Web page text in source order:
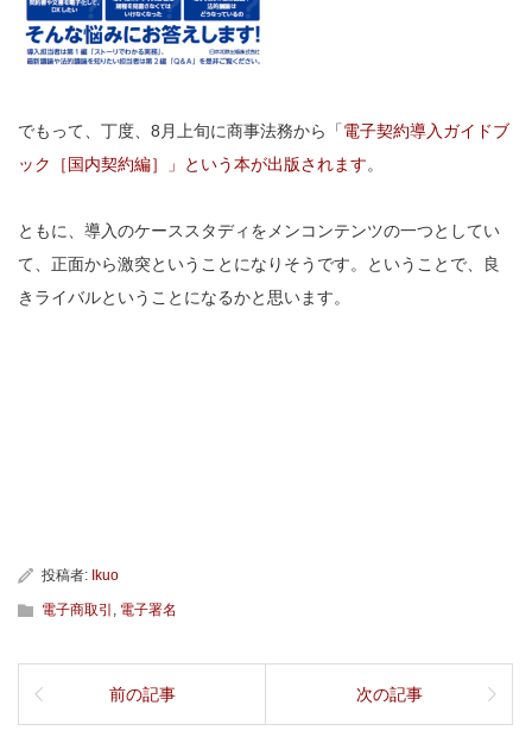
でもって、丁度、8月上旬に商事法務から「電子契約導入ガイドブ
ック［国内契約編］」という本が出版されます。
ともに、導入のケーススタディをメンコンテンツの一つとしてい
て、正面から激突ということになりそうです。ということで、良
きライバルということになるかと思います。
投稿者: Ikuo
電子商取引 , 電子署名
前の記事 次の記事